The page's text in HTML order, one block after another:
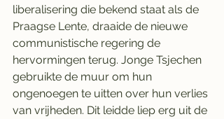
liberalisering die bekend staat als de
Praagse Lente, draaide de nieuwe
communistische regering de
hervormingen terug. Jonge Tsjechen
gebruikte de muur om hun
ongenoegen te uitten over hun verlies
van vrijheden. Dit leidde liep erg uit de